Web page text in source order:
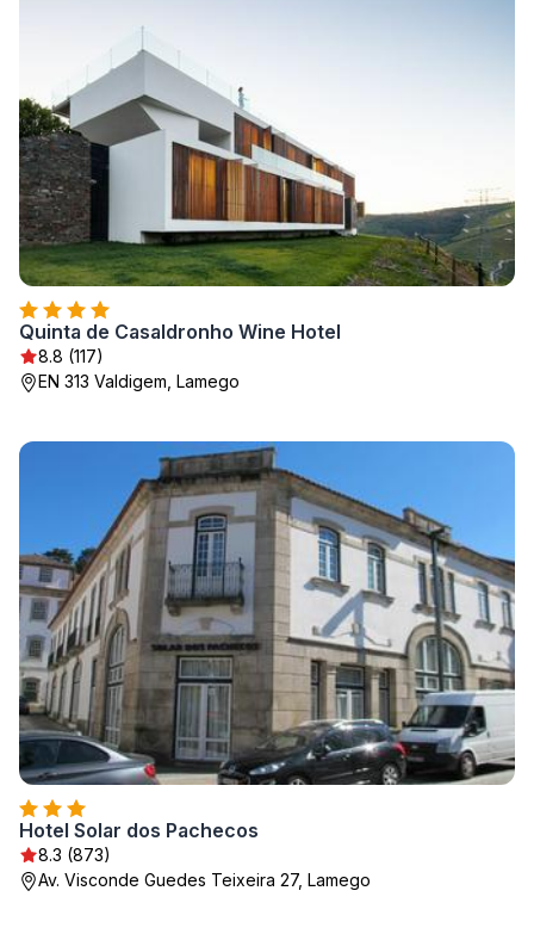
Quinta de Casaldronho Wine Hotel
8.8 (117)
EN 313 Valdigem, Lamego
Hotel Solar dos Pachecos
8.3 (873)
Av. Visconde Guedes Teixeira 27, Lamego